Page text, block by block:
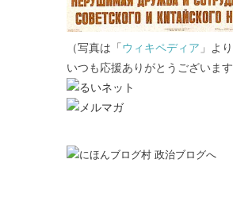
（写真は「ウィキペディア 」より
いつも応援ありがとうございます